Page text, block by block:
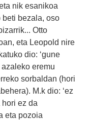
nik esanikoa
beti bezala, oso
Otto
eta Leopold nire
dio: ‘gune
azaleko eremu
sorbaldan (hori
M.k dio: ‘ez
ez da
eta pozoia